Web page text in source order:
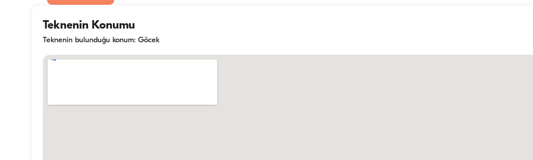
Teknenin Konumu
Teknenin bulunduğu konum: Göcek